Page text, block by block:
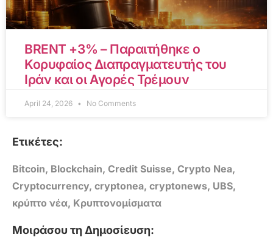
BRENT +3% – Παραιτήθηκε ο
Κορυφαίος Διαπραγματευτής του
Ιράν και οι Αγορές Τρέμουν
April 24, 2026 No Comments
Ετικέτες:
Bitcoin, Blockchain, Credit Suisse, Crypto Nea,
Cryptocurrency, cryptonea, cryptonews, UBS,
κρύπτο νέα, Κρυπτονομίσματα
Μοιράσου τη Δημοσίευση: